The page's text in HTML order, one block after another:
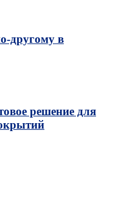
в
решение для